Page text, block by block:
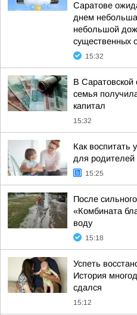
Саратове
днем
небольшой
существенных
15:32
В Саратовской
семья
капитал
15:32
Как воспитать
для родителей
15:25
После
«Комбината
воду
15:18
Успеть
История
сдался
15:12